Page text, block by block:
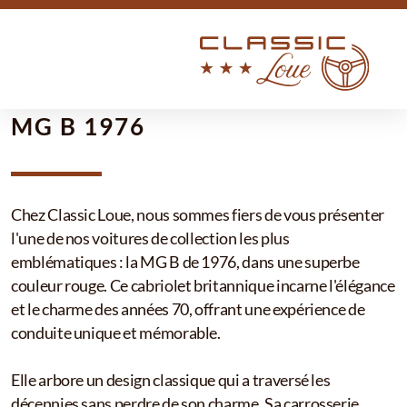
MG B 1976
Chez Classic Loue, nous sommes fiers de vous présenter
l'une de nos voitures de collection les plus
emblématiques : la MG B de 1976, dans une superbe
couleur rouge. Ce cabriolet britannique incarne l'élégance
et le charme des années 70, offrant une expérience de
conduite unique et mémorable.
Elle arbore un design classique qui a traversé les
MEHARI 77'
MG A 1960
MG B 1976
PEUGEOT 304